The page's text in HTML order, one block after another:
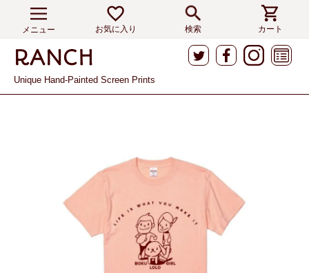
メニュー お気に入り 検索 カート
Unique Hand-Painted Screen Prints